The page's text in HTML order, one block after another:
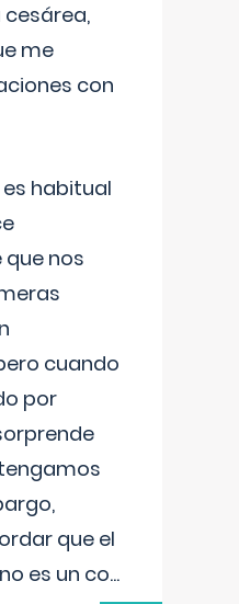
cesárea,
me
con
habitual
nos
cuando
por
que el
es un co...